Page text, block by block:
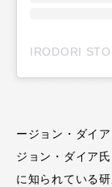
ージョン・ダイ
ジョン・ダイア
に知られている研